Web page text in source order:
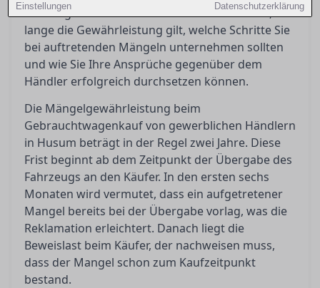
Einstellungen Datenschutzerklärung
Rechte greifen. In diesem Artikel erfahren Sie, wie
lange die Gewährleistung gilt, welche Schritte Sie
bei auftretenden Mängeln unternehmen sollten
und wie Sie Ihre Ansprüche gegenüber dem
Händler erfolgreich durchsetzen können.
Die Mängelgewährleistung beim
Gebrauchtwagenkauf von gewerblichen Händlern
in Husum beträgt in der Regel zwei Jahre. Diese
Frist beginnt ab dem Zeitpunkt der Übergabe des
Fahrzeugs an den Käufer. In den ersten sechs
Monaten wird vermutet, dass ein aufgetretener
Mangel bereits bei der Übergabe vorlag, was die
Reklamation erleichtert. Danach liegt die
Beweislast beim Käufer, der nachweisen muss,
dass der Mangel schon zum Kaufzeitpunkt
bestand.